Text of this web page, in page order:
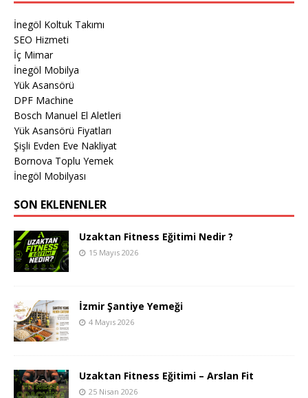
İnegöl Koltuk Takımı
SEO Hizmeti
İç Mimar
İnegöl Mobilya
Yük Asansörü
DPF Machine
Bosch Manuel El Aletleri
Yük Asansörü Fiyatları
Şişli Evden Eve Nakliyat
Bornova Toplu Yemek
İnegöl Mobilyası
SON EKLENENLER
Uzaktan Fitness Eğitimi Nedir ?
15 Mayıs 2026
İzmir Şantiye Yemeği
4 Mayıs 2026
Uzaktan Fitness Eğitimi – Arslan Fit
25 Nisan 2026